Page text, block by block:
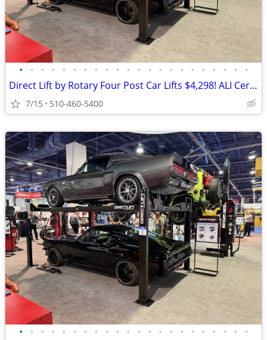
• • • • • • • • • • • • • • • • • • • • • •
Direct Lift by Rotary Four Post Car Lifts $4,298! ALI Certified!
7/15 510-460-5400
• • • • • • • • • • • • • • • • • • • • • •